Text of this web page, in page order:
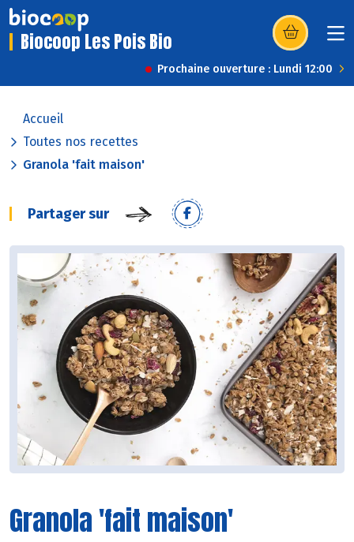
Biocoop Les Pois Bio (s’ouvre dans
Prochaine ouverture : Lundi 12:00
Accueil
Toutes nos recettes
Granola 'fait maison'
Partager sur
Granola 'fait maison'